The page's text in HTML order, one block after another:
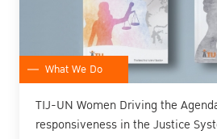
What We Do
TIJ-UN Women Driving the
responsiveness in the Justice